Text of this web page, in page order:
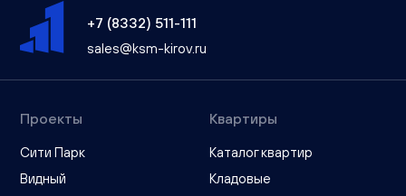
+7 (8332) 511-111
sales@ksm-kirov.ru
Проекты
Сити Парк
Видный
Квартиры
Каталог квартир
Кладовые